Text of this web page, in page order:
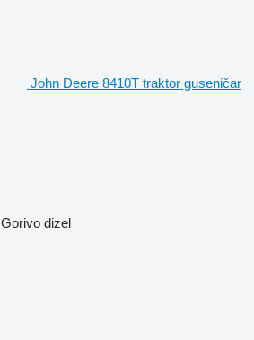
John Deere 8410T traktor guseničar
Gorivo dizel